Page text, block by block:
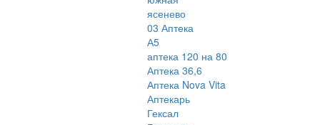
ясенево
03 Аптека
А5
аптека 120 на 80
Аптека 36,6
Аптека Nova Vita
Аптекарь
Гексал